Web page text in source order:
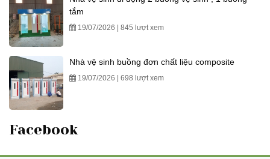
tắm
19/07/2026 | 845 lượt xem
Nhà vệ sinh buồng đơn chất liệu composite
19/07/2026 | 698 lượt xem
Facebook